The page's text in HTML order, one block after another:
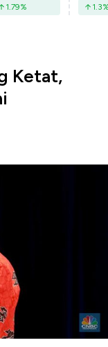
1.79% 1.3
Ketat,